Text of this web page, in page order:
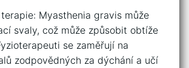
Myasthenia gravis může​
svaly, což ‍může způsobit obtíže
se ⁣zaměřují ⁤na
zodpovědných​ za dýchání a učí⁢